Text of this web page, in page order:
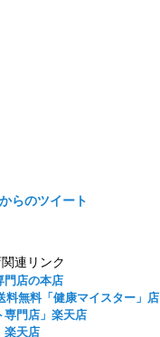
らのツイート
連リンク
門店の本店
料無料「健康マイスター」店
専門店」楽天店
楽天店